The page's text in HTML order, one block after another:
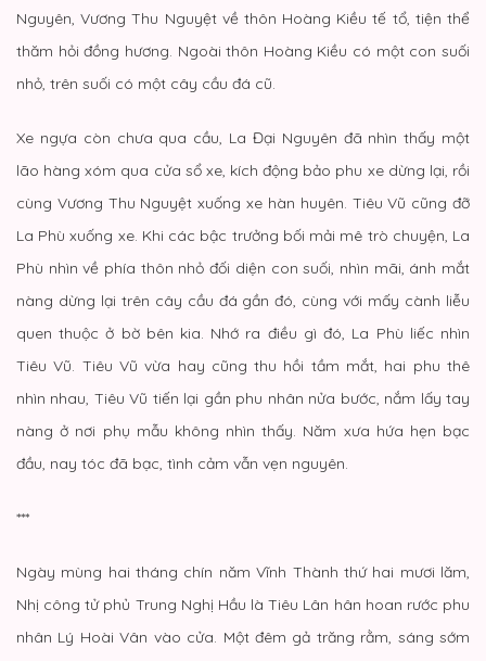
Nguyên, Vương Thu Nguyệt về thôn Hoàng Kiều tế tổ, tiện thể
thăm hỏi đồng hương. Ngoài thôn Hoàng Kiều có một con suối
nhỏ, trên suối có một cây cầu đá cũ.
Xe ngựa còn chưa qua cầu, La Đại Nguyên đã nhìn thấy một
lão hàng xóm qua cửa sổ xe, kích động bảo phu xe dừng lại, rồi
cùng Vương Thu Nguyệt xuống xe hàn huyên. Tiêu Vũ cũng đỡ
La Phù xuống xe. Khi các bậc trưởng bối mải mê trò chuyện, La
Phù nhìn về phía thôn nhỏ đối diện con suối, nhìn mãi, ánh mắt
nàng dừng lại trên cây cầu đá gần đó, cùng với mấy cành liễu
quen thuộc ở bờ bên kia. Nhớ ra điều gì đó, La Phù liếc nhìn
Tiêu Vũ. Tiêu Vũ vừa hay cũng thu hồi tầm mắt, hai phu thê
nhìn nhau, Tiêu Vũ tiến lại gần phu nhân nửa bước, nắm lấy tay
nàng ở nơi phụ mẫu không nhìn thấy. Năm xưa hứa hẹn bạc
đầu, nay tóc đã bạc, tình cảm vẫn vẹn nguyên.
***
Ngày mùng hai tháng chín năm Vĩnh Thành thứ hai mươi lăm,
Nhị công tử phủ Trung Nghị Hầu là Tiêu Lân hân hoan rước phu
nhân Lý Hoài Vân vào cửa. Một đêm gả trăng rằm, sáng sớm